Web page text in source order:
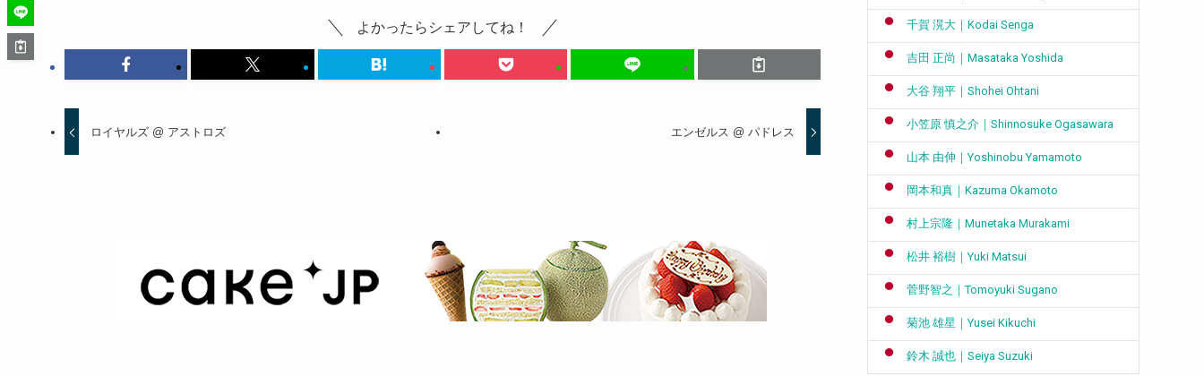
よかったらシェアしてね！
ロイヤルズ @ アストロズ エンゼルス @ パドレス
千賀 滉大｜Kodai Senga
吉田 正尚｜Masataka Yoshida
大谷 翔平｜Shohei Ohtani
小笠原 慎之介｜Shinnosuke Ogasawara
山本 由伸｜Yoshinobu Yamamoto
岡本和真｜Kazuma Okamoto
村上宗隆｜Munetaka Murakami
松井 裕樹｜Yuki Matsui
菅野智之｜Tomoyuki Sugano
菊池 雄星｜Yusei Kikuchi
鈴木 誠也｜Seiya Suzuki